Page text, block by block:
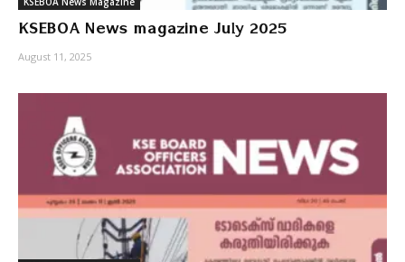
KSEBOA News magazine July 2025
August 11, 2025